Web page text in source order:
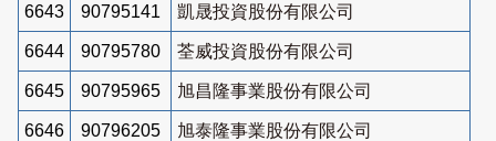
6643 90795141 凱晟投資股份有限公司
6644 90795780 荃威投資股份有限公司
6645 90795965 旭昌隆事業股份有限公司
6646 90796205 旭泰隆事業股份有限公司